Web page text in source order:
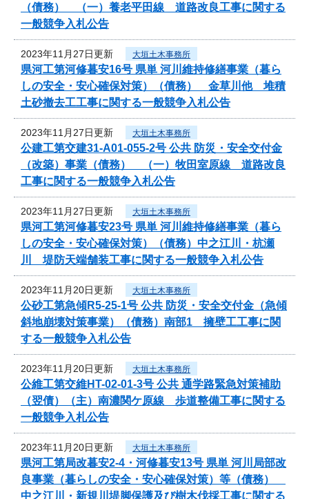
（債務） （一）養老平田線 道路改良工事に関する
一般競争入札公告
2023年11月27日更新 大垣土木事務所
県河工第河修暮安16号 県単 河川維持修繕事業（暮ら
しの安全・安心確保対策）（債務） 金草川他 堆積
土砂撤去工工事に関する一般競争入札公告
2023年11月27日更新 大垣土木事務所
公建工第交建31-A01-055-2号 公共 防災・安全交付金
（改築）事業（債務） （一）牧田室原線 道路改良
工事に関する一般競争入札公告
2023年11月27日更新 大垣土木事務所
県河工第河修暮安23号 県単 河川維持修繕事業（暮ら
しの安全・安心確保対策）（債務）中之江川・杭瀬
川 堤防天端舗装工事に関する一般競争入札公告
2023年11月20日更新 大垣土木事務所
公砂工第急傾R5-25-1号 公共 防災・安全交付金（急傾
斜地崩壊対策事業）（債務）南部1 擁壁工工事に関
する一般競争入札公告
2023年11月20日更新 大垣土木事務所
公維工第交維HT-02-01-3号 公共 通学路緊急対策補助
（翌債）（主）南濃関ケ原線 歩道整備工事に関する
一般競争入札公告
2023年11月20日更新 大垣土木事務所
県河工第局改暮安2-4・河修暮安13号 県単 河川局部改
良事業（暮らしの安全・安心確保対策）等（債務）
中之江川・新規川堤脚保護及び樹木伐採工事に関する